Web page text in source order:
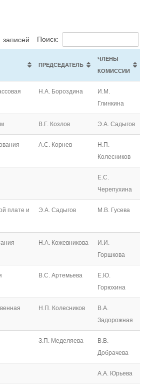
записей Поиск:
ПРЕДСЕДАТЕЛЬ
ЧЛЕНЫ
КОМИССИИ
Н.А. Бороздина
И.М.
Глинкина
В.Г. Козлов Э.А. Садыгов
А.С. Корнев
Н.П.
Колесников
Е.С.
Черепухина
плате и
Э.А. Садыгов М.В. Гусева
Н.А. Кожевникова
И.И.
Горшкова
В.С. Артемьева
Е.Ю.
Горюхина
Н.П. Колесников
В.А.
Задорожная
З.П. Меделяева
В.В.
Добрачева
А.А. Юрьева